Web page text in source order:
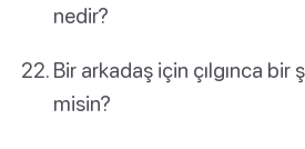
nedir?
Bir arkadaş için çılgınca bir
misin?